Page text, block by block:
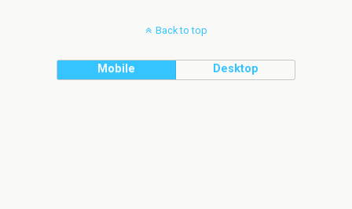
Back to top
Mobile Desktop